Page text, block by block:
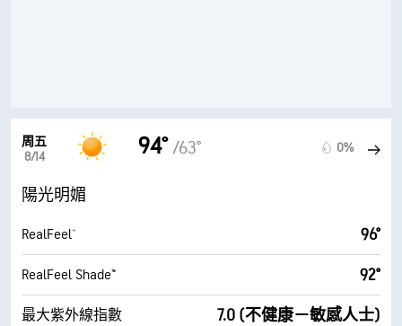
周五
8/14
94° /63° 0%
陽光明媚
RealFeel® 96°
RealFeel Shade™ 92°
最大紫外線指數 7.0 (不健康－敏感人士)